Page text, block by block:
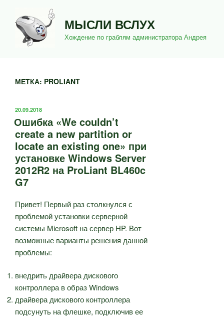
содержимому
МЫСЛИ ВСЛУХ
Хождение по граблям администратора Андрея
МЕТКА: PROLIANT
ОПУБЛИКОВАНО
20.09.2018
Ошибка «We couldn’t
create a new partition or
locate an existing one» при
установке Windows Server
2012R2 на ProLiant BL460c
G7
Привет! Первый раз столкнулся с
проблемой установки серверной
системы Microsoft на сервер HP. Вот
возможные варианты решения данной
проблемы:
внедрить драйвера дискового
контроллера в образ Windows
драйвера дискового контроллера
подсунуть на флешке, подключив ее